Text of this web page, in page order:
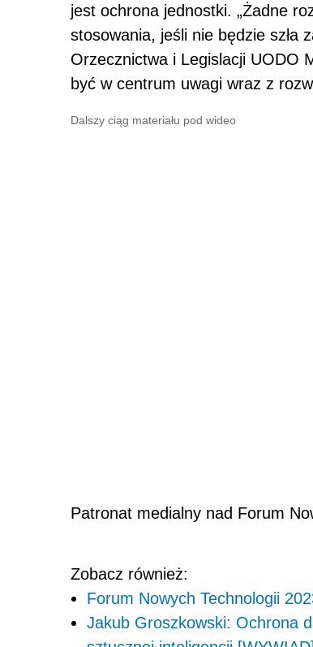
jest ochrona jednostki. „Żadne
stosowania, jeśli nie będzie szła
Orzecznictwa i Legislacji UODO
być w centrum uwagi wraz z
Dalszy ciąg materiału pod wideo
Patronat medialny nad Forum
Zobacz również:
Forum Nowych Technologii
Jakub Groszkowski: Ochrona